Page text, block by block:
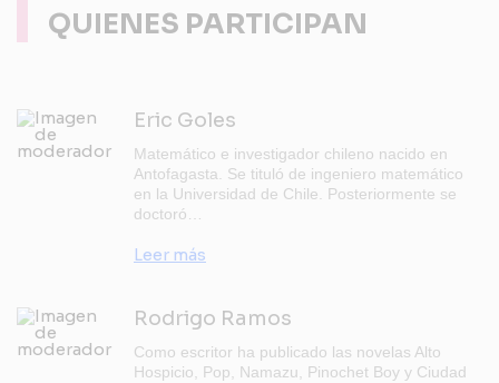
QUIENES PARTICIPAN
Eric Goles
Matemático e investigador chileno nacido en
Antofagasta. Se tituló de ingeniero matemático
en la Universidad de Chile. Posteriormente se
doctoró…
Leer más
Rodrigo Ramos
Como escritor ha publicado las novelas Alto
Hospicio, Pop, Namazu, Pinochet Boy y Ciudad